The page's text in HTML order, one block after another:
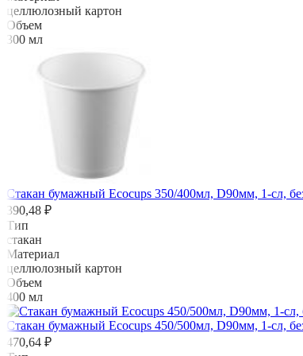
целлюлозный картон
Объем
300 мл
Стакан бумажный Ecocups 350/400мл, D90мм, 1-сл,
390,48 ₽
Тип
стакан
Материал
целлюлозный картон
Объем
400 мл
Стакан бумажный Ecocups 450/500мл, D90мм, 1-сл,
470,64 ₽